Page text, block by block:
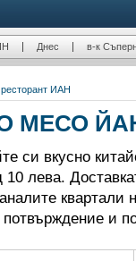
Днес в-к
ресторант ЙАН
МЕСО
си вкусно
лева.
квартали
и